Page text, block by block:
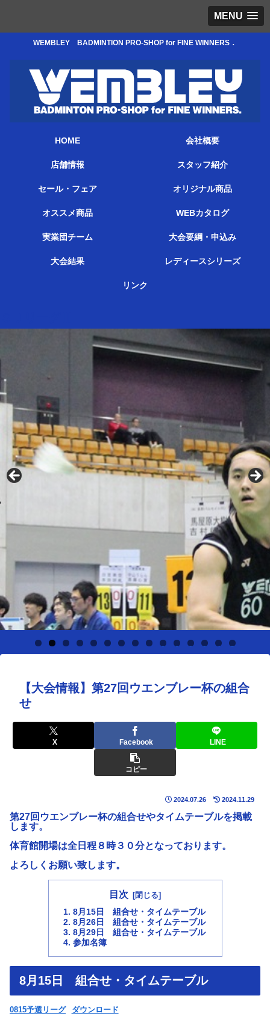
MENU
WEMBLEY BADMINTION PRO-SHOP for FINE WINNERS．
HOME 会社概要
店舗情報 スタッフ紹介
セール・フェア オリジナル商品
オススメ商品 WEBカタログ
実業団チーム 大会要綱・申込み
大会結果 レディースシリーズ
リンク
0 1 2 3 4 5
【大会情報】第27回ウエンブレー杯の組合
せ
X Facebook LINE
コピー
2024.07.26 2024.11.29
第27回ウエンブレー杯の組合せやタイムテーブルを掲載
します。
体育館開場は全日程８時３０分となっております。
よろしくお願い致します。
目次
8月15日 組合せ・タイムテーブル
8月26日 組合せ・タイムテーブル
8月29日 組合せ・タイムテーブル
参加名簿
8月15日 組合せ・タイムテーブル
0815予選リーグ
ダウンロード